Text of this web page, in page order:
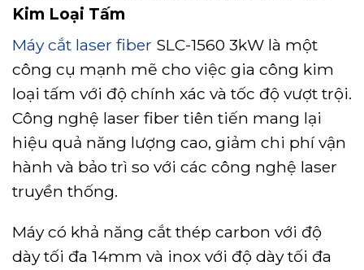
Kim Loại Tấm
Máy cắt laser fiber SLC-1560 3kW là một
công cụ mạnh mẽ cho việc gia công kim
loại tấm với độ chính xác và tốc độ vượt trội.
Công nghệ laser fiber tiên tiến mang lại
hiệu quả năng lượng cao, giảm chi phí vận
hành và bảo trì so với các công nghệ laser
truyền thống.
Máy có khả năng cắt thép carbon với độ
dày tối đa 14mm và inox với độ dày tối đa